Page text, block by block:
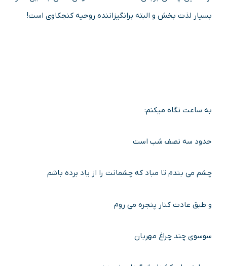
بسیار لذت بخش و البته برانگیزاننده روحیه کنجکاوی است!
به ساعت نگاه میکنم:
حدود سه نصف شب است
چشم می بندم تا مباد که چشمانت را از یاد برده باشم
و طبق عادت کنار پنجره می روم
سوسوی چند چراغ مهربان